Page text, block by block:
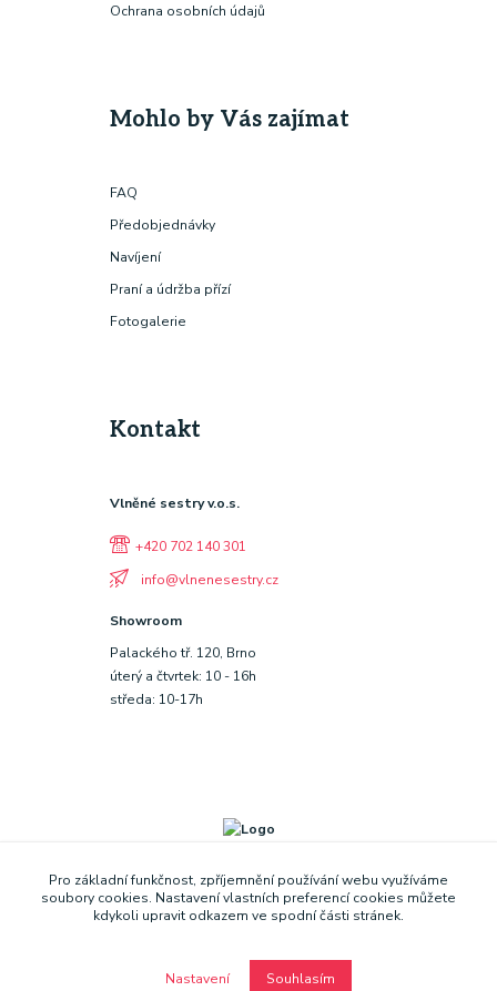
Ochrana osobních údajů
Mohlo by Vás zajímat
FAQ
Předobjednávky
Navíjení
Praní a údržba přízí
Fotogalerie
Kontakt
Vlněné sestry v.o.s.
+420 702 140 301
info@vlnenesestry.cz
Showroom
Palackého tř. 120, Brno
úterý a čtvrtek: 10 - 16h
středa: 10-17h
Pro základní funkčnost, zpříjemnění používání webu využíváme
soubory cookies. Nastavení vlastních preferencí cookies můžete
kdykoli upravit odkazem ve spodní části stránek.
Nastavení Souhlasím